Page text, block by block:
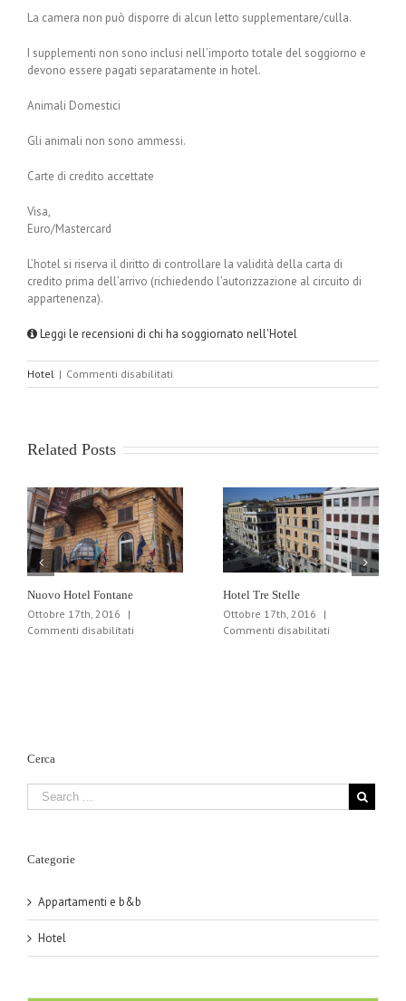
La camera non può disporre di alcun letto supplementare/culla.
I supplementi non sono inclusi nell’importo totale del soggiorno e
devono essere pagati separatamente in hotel.
Animali Domestici
Gli animali non sono ammessi.
Carte di credito accettate
Visa,
Euro/Mastercard
L’hotel si riserva il diritto di controllare la validità della carta di
credito prima dell’arrivo (richiedendo l’autorizzazione al circuito di
appartenenza).
Leggi le recensioni di chi ha soggiornato nell'Hotel
Hotel | Commenti disabilitati
Marcus
Related Posts
Nuovo Hotel Fontane
Ottobre 17th, 2016
|
Commenti disabilitati
Hotel Tre Stelle
Ottobre 17th, 2016
|
Commenti disabilitati
Cerca
Categorie
Appartamenti e b&b
Hotel